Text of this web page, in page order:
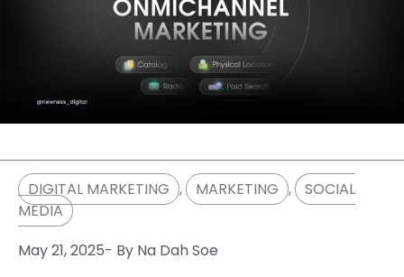
DIGITAL MARKETING , MARKETING ,
SOCIAL
MEDIA
May 21, 2025- By Na Dah Soe